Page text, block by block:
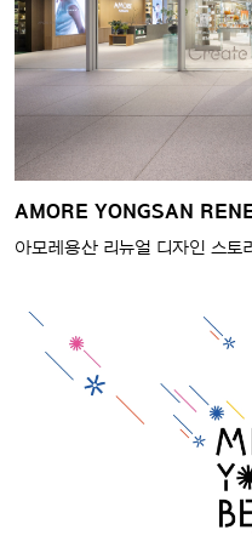
AMORE YONGSAN
아모레용산 리뉴얼 디자인 스토